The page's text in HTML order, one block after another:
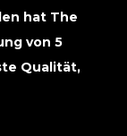
hat The
von 5
Qualität,